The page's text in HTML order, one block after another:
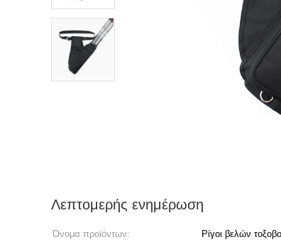
Λεπτομερής ενημέρωση
Όνομα προϊόντων: Ρίγοι βελών